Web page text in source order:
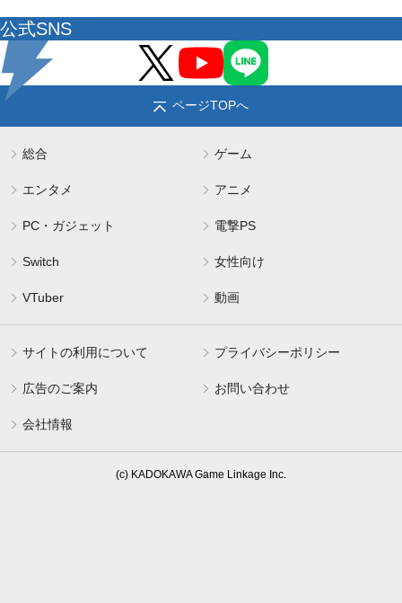
公式SNS
ページTOPへ
総合 ゲーム
エンタメ アニメ
PC・ガジェット 電撃PS
Switch 女性向け
VTuber 動画
サイトの利用について プライバシーポリシー
広告のご案内 お問い合わせ
会社情報
(c) KADOKAWA Game Linkage Inc.